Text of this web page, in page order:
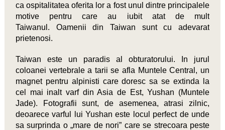
ca ospitalitatea oferita lor a fost unul dintre principalele
motive pentru care au iubit atat de mult
Taiwanul. Oamenii din Taiwan sunt cu adevarat
prietenosi.
Taiwan este un paradis al obturatorului. In jurul
coloanei vertebrale a tarii se afla Muntele Central, un
magnet pentru alpinisti care doresc sa se extinda la
cel mai inalt varf din Asia de Est, Yushan (Muntele
Jade). Fotografii sunt, de asemenea, atrasi zilnic,
deoarece varful lui Yushan este locul perfect de unde
sa surprinda o „mare de nori” care se strecoara peste